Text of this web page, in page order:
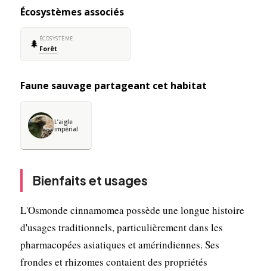
Écosystèmes associés
🌲 ÉCOSYSTÈME
Forêt
Faune sauvage partageant cet habitat
L’aigle
impérial
Bienfaits et usages
L'Osmonde cinnamomea possède une longue histoire
d'usages traditionnels, particulièrement dans les
pharmacopées asiatiques et amérindiennes. Ses
frondes et rhizomes contaient des propriétés